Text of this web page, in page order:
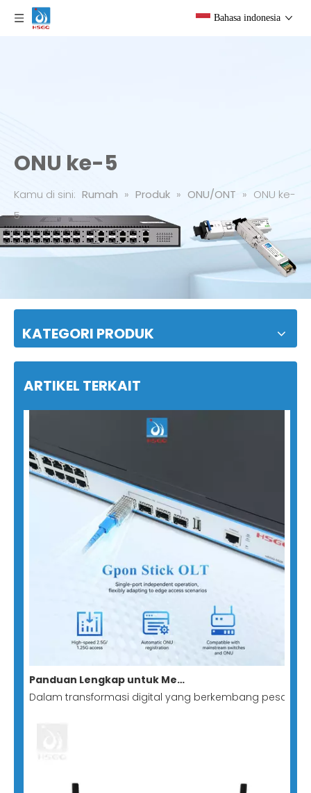
Bahasa indonesia
ONU ke-5
Kamu di sini: Rumah » Produk » ONU/ONT » ONU ke-
5
KATEGORI PRODUK
ARTIKEL TERKAIT
Panduan Lengkap untuk Mengarahkan Switch-to-GPON Stick: Membangun Solusi Jaringan Semua Optik yang Minimalis dan Berbiaya Rendah
Dalam transformasi digital yang berkembang pesat